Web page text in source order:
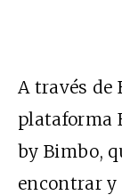
A través de
plataforma
by Bimbo,
encontrar